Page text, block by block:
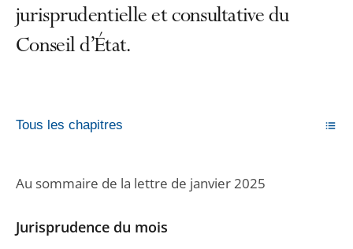
jurisprudentielle et consultative du
Conseil d’État.
Tous les chapitres
Au sommaire de la lettre de janvier 2025
Jurisprudence du mois